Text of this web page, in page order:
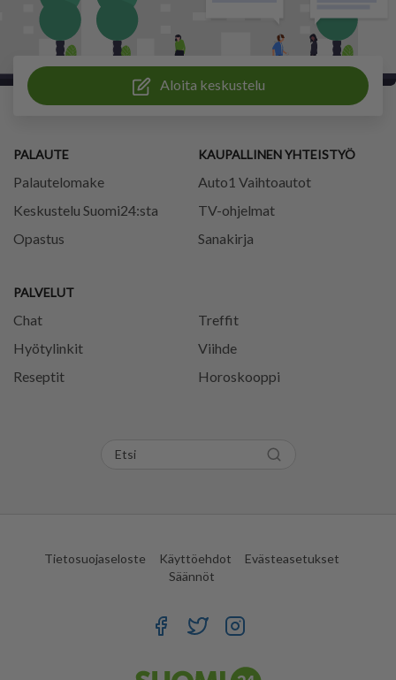
Aloita keskustelu
PALAUTE
Palautelomake
Keskustelu Suomi24:sta
Opastus
PALVELUT
Chat
Treffit
Hyötylinkit
Viihde
Reseptit
Horoskooppi
KAUPALLINEN YHTEISTYÖ
Auto1 Vaihtoautot
TV-ohjelmat
Sanakirja
Tietosuojaseloste Käyttöehdot
Evästeasetukset
Säännöt